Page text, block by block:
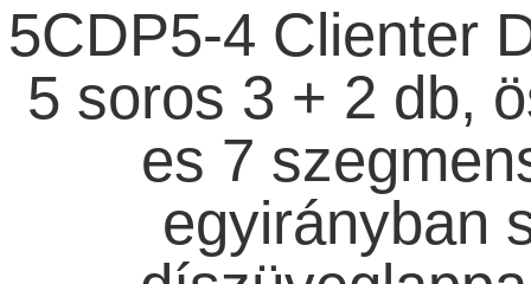
5CDP5-4 Clienter
5 soros 3 + 2 db,
es 7
egyirányban